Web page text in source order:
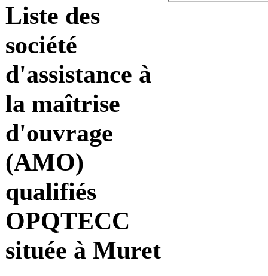
Liste des
société
d'assistance à
la maîtrise
d'ouvrage
(AMO)
qualifiés
OPQTECC
située à Muret